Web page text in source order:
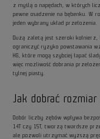
z myślą o napędach, w których
pewne osadzenie na bębenku. W
jeden wybrany układ przełożenia.
Dużą zaletą jest szeroki kołnierz,
ograniczyć ryzyko powstawania
HG, które mogą szybciej łapać
więc możliwość dobrania
tylnej piasty.
Jak dobrać
Dobór liczby zębów wpływa
14T czy 15T, tworzą twardsze
ale pozwoli utrzymać wyższą